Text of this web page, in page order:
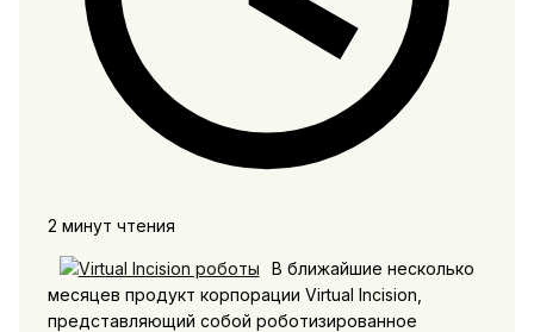
2 минут чтения
В ближайшие несколько
месяцев продукт корпорации Virtual Incision,
представляющий собой роботизированное